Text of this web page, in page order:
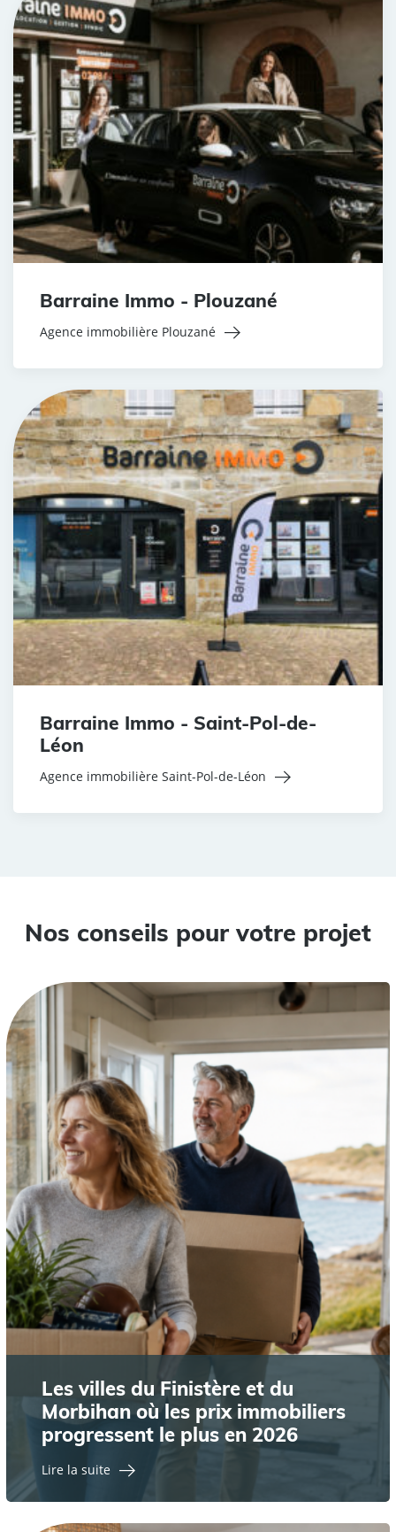
Barraine Immo - Plouzané
Agence immobilière Plouzané
Barraine Immo - Saint-Pol-de-
Léon
Agence immobilière Saint-Pol-de-Léon
Nos conseils pour votre projet
Les villes du Finistère et du
Morbihan où les prix immobiliers
progressent le plus en 2026
Lire la suite